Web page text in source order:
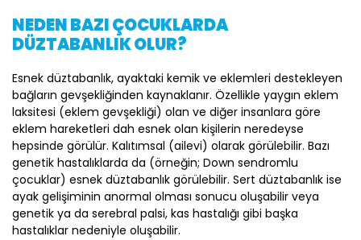
NEDEN BAZI ÇOCUKLARDA
DÜZTABANLIK OLUR?
Esnek düztabanlık, ayaktaki kemik ve eklemleri destekleyen
bağların gevşekliğinden kaynaklanır. Özellikle yaygın eklem
laksitesi (eklem gevşekliği) olan ve diğer insanlara göre
eklem hareketleri dah esnek olan kişilerin neredeyse
hepsinde görülür. Kalıtımsal (ailevi) olarak görülebilir. Bazı
genetik hastalıklarda da (örneğin; Down sendromlu
çocuklar) esnek düztabanlık görülebilir. Sert düztabanlık ise
ayak gelişiminin anormal olması sonucu oluşabilir veya
genetik ya da serebral palsi, kas hastalığı gibi başka
hastalıklar nedeniyle oluşabilir.